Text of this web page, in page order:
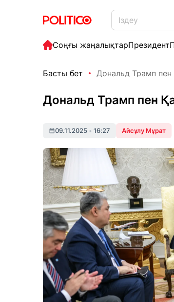
Соңғы жаңалықтарПрезидент
Басты бет Дональд Трамп
Дональд Трамп пен
09.11.2025 • 16:27 Айсұлу Мұрат